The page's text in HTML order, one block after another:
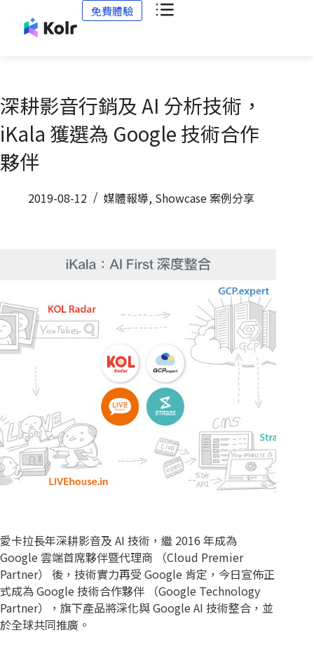
免費體驗
深耕影音行銷及 AI 分析技術，
iKala 獲選為 Google 技術合作
夥伴
2019-08-12 媒體報導, Showcase 案例分享
愛卡拉長年深耕影音及 AI 技術，繼 2016 年成為
Google 雲端首席夥伴暨代理商 （Cloud Premier
Partner） 後，技術實力再受 Google 肯定，今日宣佈正
式成為 Google 技術合作夥伴 （Google Technology
Partner），旗下產品將深化與 Google AI 技術整合，並
於全球共同推廣。